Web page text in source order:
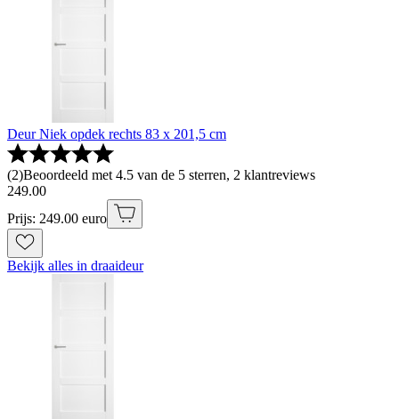
Deur Niek opdek rechts 83 x 201,5 cm
(2)Beoordeeld met 4.5 van de 5 sterren, 2 klantreviews
249.00
Prijs: 249.00 euro
Bekijk alles in draaideur